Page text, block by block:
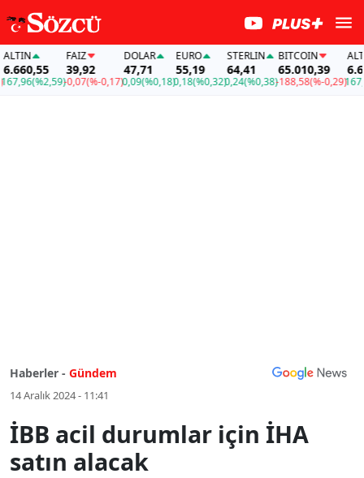
(%2,59)
FAİZ
39,92
-0,07(%-0,17)
DOLAR
47,71
0,09(%0,18)
EURO
55,19
0,18(%0,32)
STERLIN
64,41
0,24(%0,38)
BITCOIN
65.010,39
-188,58(%-0,29)
ALTIN
167,96
Haberler - Gündem
14 Aralık 2024 - 11:41
İBB acil durumlar için İHA
satın alacak